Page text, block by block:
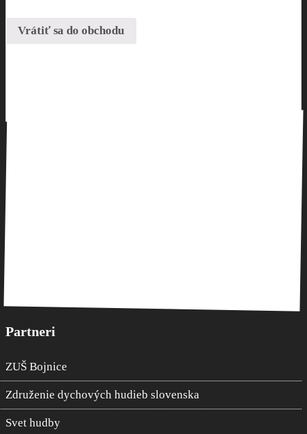
Vrátiť sa do obchodu
Partneri
ZUŠ Bojnice
Združenie dychových hudieb slovenska
Svet hudby